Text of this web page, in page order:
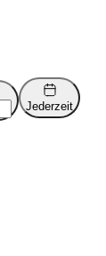
Jederzeit